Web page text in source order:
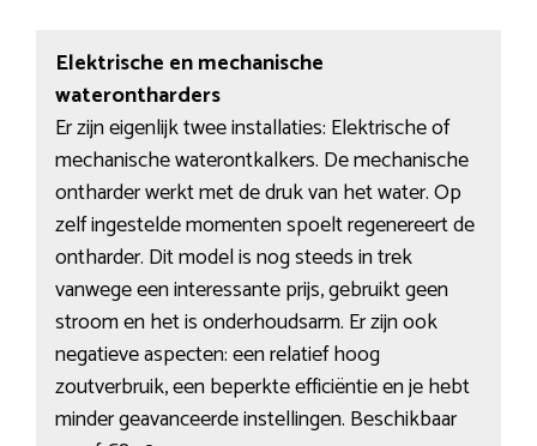
Elektrische en mechanische
waterontharders
Er zijn eigenlijk twee installaties: Elektrische of
mechanische waterontkalkers. De mechanische
ontharder werkt met de druk van het water. Op
zelf ingestelde momenten spoelt regenereert de
ontharder. Dit model is nog steeds in trek
vanwege een interessante prijs, gebruikt geen
stroom en het is onderhoudsarm. Er zijn ook
negatieve aspecten: een relatief hoog
zoutverbruik, een beperkte efficiëntie en je hebt
minder geavanceerde instellingen. Beschikbaar